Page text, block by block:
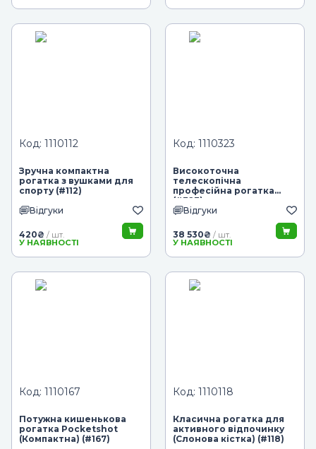
Код: 1110112
Зручна компактна
рогатка з вушками для
спорту (#112)
Відгуки
420₴ / шт.
У НАЯВНОСТІ
Код: 1110323
Високоточна
телескопічна
професійна рогатка
(#323)
Відгуки
38 530₴ / шт.
У НАЯВНОСТІ
Код: 1110167
Потужна кишенькова
рогатка Pocketshot
(Компактна) (#167)
Код: 1110118
Класична рогатка для
активного відпочинку
(Слонова кістка) (#118)